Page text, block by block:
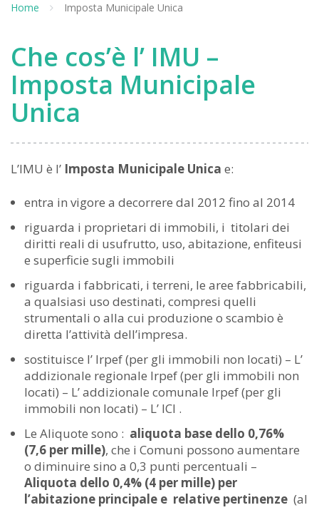
Home Imposta Municipale Unica
Che cos’è l’ IMU –
Imposta Municipale
Unica
L’IMU è l’ Imposta Municipale Unica e:
entra in vigore a decorrere dal 2012 fino al 2014
riguarda i proprietari di immobili, i titolari dei
diritti reali di usufrutto, uso, abitazione, enfiteusi
e superficie sugli immobili
riguarda i fabbricati, i terreni, le aree fabbricabili,
a qualsiasi uso destinati, compresi quelli
strumentali o alla cui produzione o scambio è
diretta l’attività dell’impresa.
sostituisce l’ Irpef (per gli immobili non locati) – L’
addizionale regionale Irpef (per gli immobili non
locati) – L’ addizionale comunale Irpef (per gli
immobili non locati) – L’ ICI .
Le Aliquote sono : aliquota base dello 0,76%
(7,6 per mille), che i Comuni possono aumentare
o diminuire sino a 0,3 punti percentuali –
Aliquota dello 0,4% (4 per mille) per
l’abitazione principale e relative pertinenze (al